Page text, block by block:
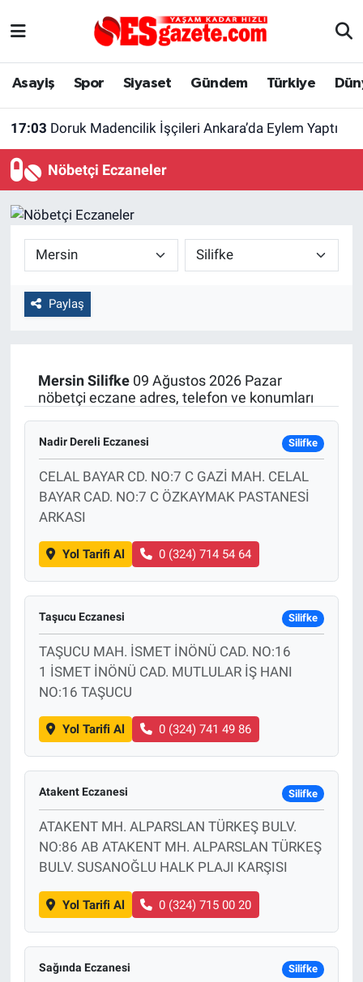
Asayiş Spor Siyaset Gündem Türkiye
17:03 Doruk Madencilik İşçileri Ankara’da Eylem Yaptı
Nöbetçi Eczaneler
Paylaş
Mersin Silifke09 Ağustos 2026 Pazar
nöbetçi eczane adres, telefon ve konumları
Nadir Dereli Eczanesi Silifke
CELAL BAYAR CD. NO:7 C GAZİ MAH. CELAL
BAYAR CAD. NO:7 C ÖZKAYMAK PASTANESİ
ARKASI
Yol Tarifi Al 0 (324) 714 54 64
Taşucu Eczanesi Silifke
TAŞUCU MAH. İSMET İNÖNÜ CAD. NO:16
1 İSMET İNÖNÜ CAD. MUTLULAR İŞ HANI
NO:16 TAŞUCU
Yol Tarifi Al 0 (324) 741 49 86
Atakent Eczanesi Silifke
ATAKENT MH. ALPARSLAN TÜRKEŞ BULV.
NO:86 AB ATAKENT MH. ALPARSLAN TÜRKEŞ
BULV. SUSANOĞLU HALK PLAJI KARŞISI
Yol Tarifi Al 0 (324) 715 00 20
Sağında Eczanesi Silifke
Asayiş
Türkiye
Dünya
Sağlık
Yaşam
Eskişehir Arşivi
Röportaj
Ekonomi
Politika
Bilecik
Kütahya
Gezi
Genel
Çevre
Magazin
Bilim ve Teknoloji
Eskişehir Nöbetçi Eczaneler
Tüm Manşetler
Son Dakika Haberleri
Haber Arşivi